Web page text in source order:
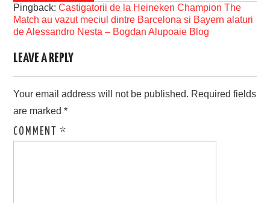
Pingback:Castigatorii de la Heineken Champion The
Match au vazut meciul dintre Barcelona si Bayern alaturi
de Alessandro Nesta – Bogdan Alupoaie Blog
LEAVE A REPLY
Your email address will not be published. Required fields
are marked*
COMMENT*